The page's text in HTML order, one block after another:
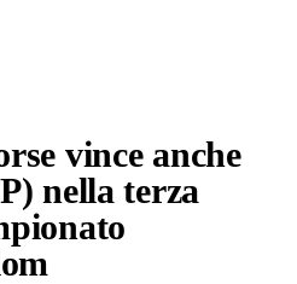
vince anche
nella terza